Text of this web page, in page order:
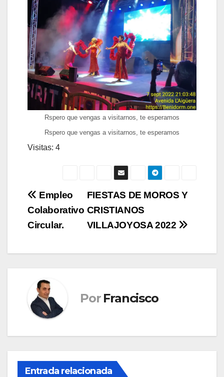
Rspero que vengas a visitarnos, te esperamos
Rspero que vengas a visitarnos, te esperamos
Visitas: 4
Navegación
de
FIESTAS DE MOROS Y
CRISTIANOS
VILLAJOYOSA 2022
Empleo
Colaborativo
Circular.
Por Francisco
Entrada relacionada